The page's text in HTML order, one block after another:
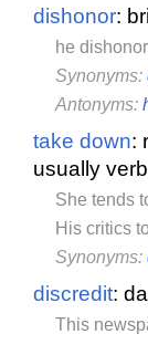
dishonor:
he
Synonyms:
Antonyms:
take down:
usually
She tends
His critics
Synonyms:
discredit:
This